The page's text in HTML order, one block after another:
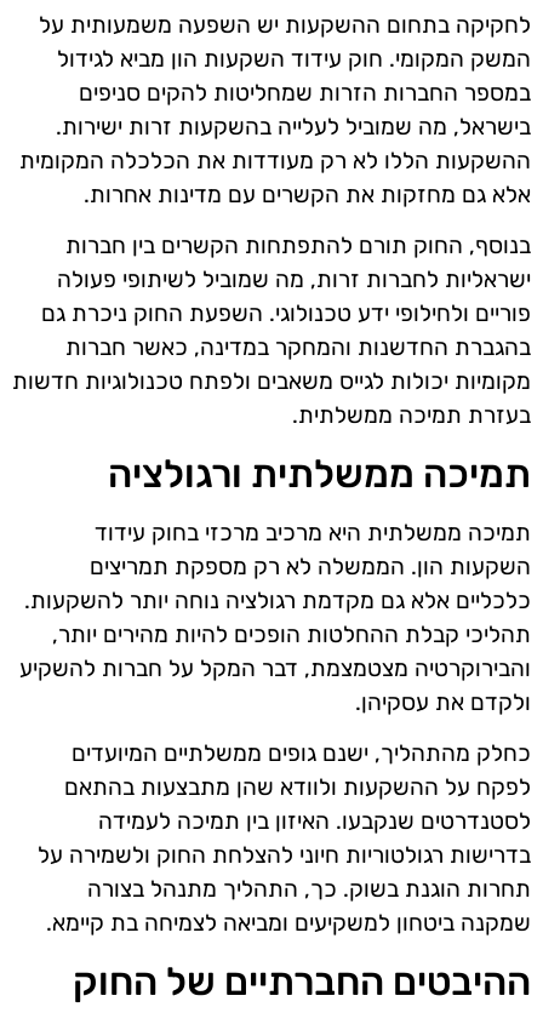
לחקיקה בתחום ההשקעות יש השפעה משמעותית על
המשק המקומי. חוק עידוד השקעות הון מביא לגידול
במספר החברות הזרות שמחליטות להקים סניפים
בישראל, מה שמוביל לעלייה בהשקעות זרות ישירות.
ההשקעות הללו לא רק מעודדות את הכלכלה המקומית
אלא גם מחזקות את הקשרים עם מדינות אחרות.
בנוסף, החוק תורם להתפתחות הקשרים בין חברות
ישראליות לחברות זרות, מה שמוביל לשיתופי פעולה
פוריים ולחילופי ידע טכנולוגי. השפעת החוק ניכרת גם
בהגברת החדשנות והמחקר במדינה, כאשר חברות
מקומיות יכולות לגייס משאבים ולפתח טכנולוגיות חדשות
בעזרת תמיכה ממשלתית.
תמיכה ממשלתית ורגולציה
תמיכה ממשלתית היא מרכיב מרכזי בחוק עידוד
השקעות הון. הממשלה לא רק מספקת תמריצים
כלכליים אלא גם מקדמת רגולציה נוחה יותר להשקעות.
תהליכי קבלת ההחלטות הופכים להיות מהירים יותר,
והבירוקרטיה מצטמצמת, דבר המקל על חברות להשקיע
ולקדם את עסקיהן.
כחלק מהתהליך, ישנם גופים ממשלתיים המיועדים
לפקח על ההשקעות ולוודא שהן מתבצעות בהתאם
לסטנדרטים שנקבעו. האיזון בין תמיכה לעמידה
בדרישות רגולטוריות חיוני להצלחת החוק ולשמירה על
תחרות הוגנת בשוק. כך, התהליך מתנהל בצורה
שמקנה ביטחון למשקיעים ומביאה לצמיחה בת קיימא.
ההיבטים החברתיים של החוק